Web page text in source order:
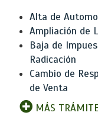
Alta de
Ampliación de
Baja de
Radicación
Cambio de
de Venta
MÁS